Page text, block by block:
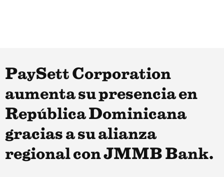
PaySett Corporation
aumenta su presencia en
República Dominicana
gracias a su alianza
regional con JMMB Bank.